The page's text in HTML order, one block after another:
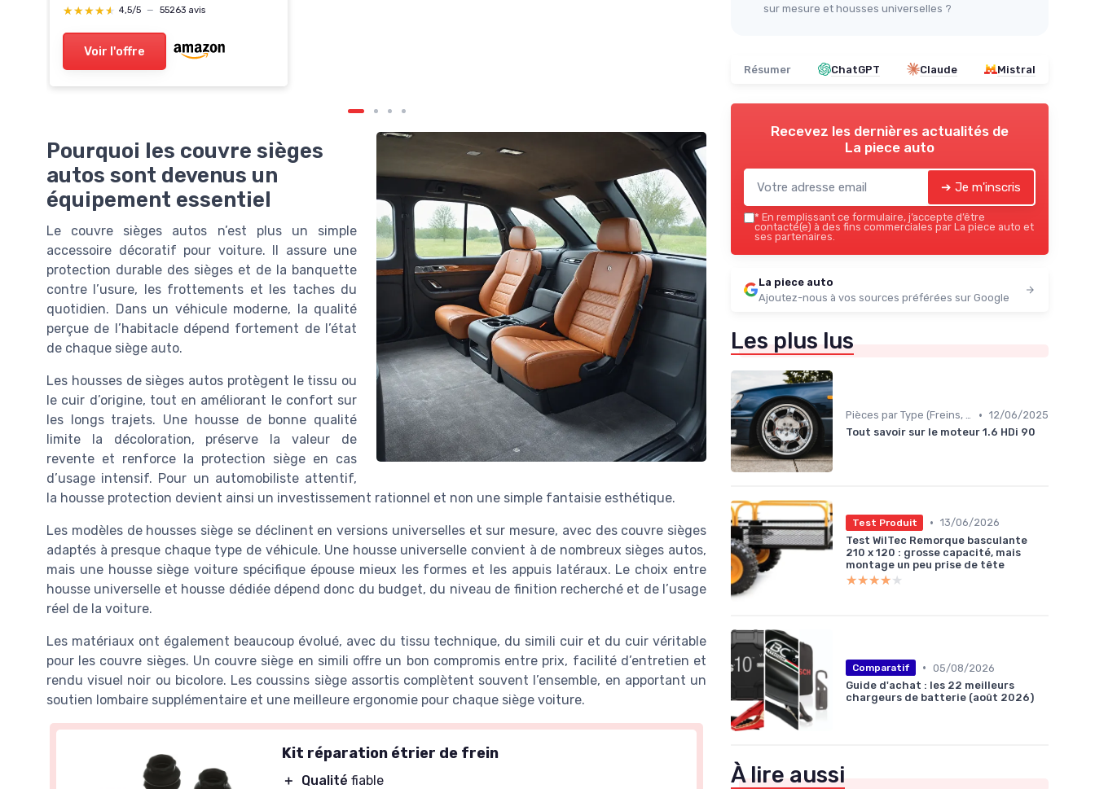
★★★★★
★★★★★ 4,5/5 — 55263 avis
Voir l'offre
Pourquoi les couvre sièges
autos sont devenus un
équipement essentiel
Le couvre sièges autos n’est plus un simple
accessoire décoratif pour voiture. Il assure une
protection durable des sièges et de la banquette
contre l’usure, les frottements et les taches du
quotidien. Dans un véhicule moderne, la qualité
perçue de l’habitacle dépend fortement de l’état
de chaque siège auto.
Les housses de sièges autos protègent le tissu ou
le cuir d’origine, tout en améliorant le confort sur
les longs trajets. Une housse de bonne qualité
limite la décoloration, préserve la valeur de
revente et renforce la protection siège en cas
d’usage intensif. Pour un automobiliste attentif,
la housse protection devient ainsi un investissement rationnel et non une simple fantaisie esthétique.
Les modèles de housses siège se déclinent en versions universelles et sur mesure, avec des couvre sièges
adaptés à presque chaque type de véhicule. Une housse universelle convient à de nombreux sièges autos,
mais une housse siège voiture spécifique épouse mieux les formes et les appuis latéraux. Le choix entre
housse universelle et housse dédiée dépend donc du budget, du niveau de finition recherché et de l’usage
réel de la voiture.
Les matériaux ont également beaucoup évolué, avec du tissu technique, du simili cuir et du cuir véritable
pour les couvre sièges. Un couvre siège en simili offre un bon compromis entre prix, facilité d’entretien et
rendu visuel noir ou bicolore. Les coussins siège assortis complètent souvent l’ensemble, en apportant un
soutien lombaire supplémentaire et une meilleure ergonomie pour chaque siège voiture.
Kit réparation étrier de frein
＋ Qualité fiable
sur mesure et housses universelles ?
Résumer ChatGPT Claude Mistral
Recevez les dernières actualités de
La piece auto
➔ Je m'inscris
* En remplissant ce formulaire, j’accepte d’être
contacté(e) à des fins commerciales par La piece auto et
ses partenaires.
La piece auto
Ajoutez-nous à vos sources préférées sur Google
Les plus lus
Pièces par Type (Freins, Moteur, etc.) • 12/06/2025
Tout savoir sur le moteur 1.6 HDi 90
Test Produit • 13/06/2026
Test WilTec Remorque basculante
210 x 120 : grosse capacité, mais
montage un peu prise de tête
★★★★★
★★★★★
Comparatif • 05/08/2026
Guide d'achat : les 22 meilleurs
chargeurs de batterie (août 2026)
À lire aussi